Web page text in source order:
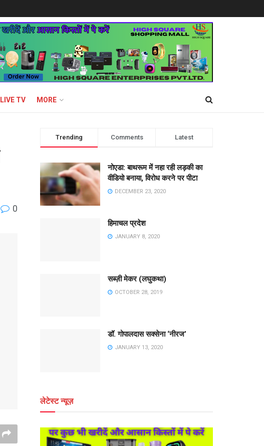
LIVE TV MORE
0
Trending Comments Latest
नोएडा: बाथरूम में नहा रही लड़की का
वीडियो बनाया, विरोध करने पर पीटा
DECEMBER 23, 2020
हिमाचल प्रदेश
JANUARY 8, 2020
सब्ज़ी मेकर (लघुकथा)
OCTOBER 28, 2019
डॉ. गोपालदास सक्सेना ‘नीरज’
JANUARY 13, 2020
लेटेस्ट न्यूज़